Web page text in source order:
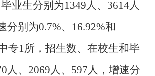
业生分别为1349 人、 3614人
分别为0.7%、 16.92%和
专1 所，招生数、在校生和毕
人、 2069 人、 597 人，增速分